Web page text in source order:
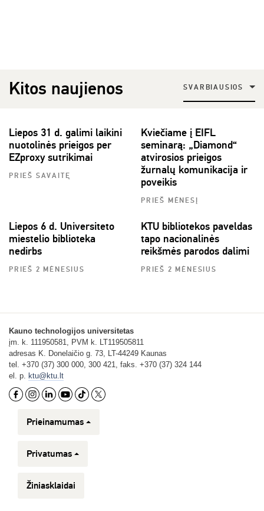
Kitos naujienos SVARBIAUSIOS
Liepos 31 d. galimi laikini
nuotolinės prieigos per
EZproxy sutrikimai
PRIEŠ SAVAITĘ
Kviečiame į EIFL
seminarą: „Diamond“
atvirosios prieigos
žurnalų komunikacija ir
poveikis
PRIEŠ MĖNESĮ
Liepos 6 d. Universiteto
miestelio biblioteka
nedirbs
PRIEŠ 2 MĖNESIUS
KTU bibliotekos paveldas
tapo nacionalinės
reikšmės parodos dalimi
PRIEŠ 2 MĖNESIUS
Kauno technologijos universitetas
įm. k. 111950581, PVM k. LT119505811
adresas K. Donelaičio g. 73, LT-44249 Kaunas
tel. +370 (37) 300 000, 300 421, faks. +370 (37) 324 144
el. p. ktu@ktu.lt
Prieinamumas
Privatumas
Žiniasklaidai